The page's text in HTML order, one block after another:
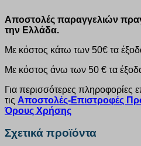
Αποστολές παραγγελιών
την Ελλάδα.
Με κόστος κάτω των 50€ τα
Με κόστος άνω των 50 € τα
Για περισσότερες πληροφορίες
τις Αποστολές-Επιστροφές
Όρους Χρήσης
Σχετικά προϊόντα